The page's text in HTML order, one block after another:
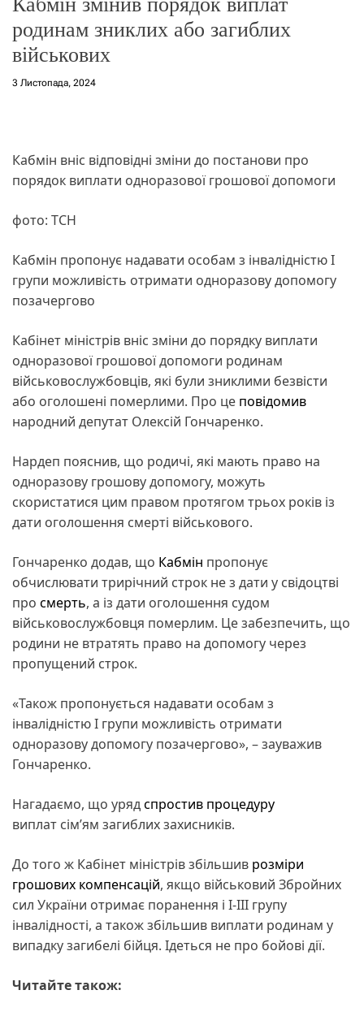
родинам зниклих або загиблих
військових
3 Листопада, 2024
Кабмін вніс відповідні зміни до постанови про
порядок виплати одноразової грошової допомоги
фото: ТСН
Кабмін пропонує надавати особам з інвалідністю І
групи можливість отримати одноразову допомогу
позачергово
Кабінет міністрів вніс зміни до порядку виплати
одноразової грошової допомоги родинам
військовослужбовців, які були зниклими безвісти
або оголошені померлими. Про це повідомив
народний депутат Олексій Гончаренко.
Нардеп пояснив, що родичі, які мають право на
одноразову грошову допомогу, можуть
скористатися цим правом протягом трьох років із
дати оголошення смерті військового.
Гончаренко додав, що Кабмін пропонує
обчислювати трирічний строк не з дати у свідоцтві
про смерть, а із дати оголошення судом
військовослужбовця померлим. Це забезпечить, що
родини не втратять право на допомогу через
пропущений строк.
«Також пропонується надавати особам з
інвалідністю І групи можливість отримати
одноразову допомогу позачергово», – зауважив
Гончаренко.
Нагадаємо, що урядспростив процедуру
виплат сім’ям загиблих захисників.
До того ж Кабінет міністрів збільшив розміри
грошових компенсацій, якщо військовий Збройних
сил України отримає поранення і І-ІІІ групу
інвалідності, а також збільшив виплати родинам у
випадку загибелі бійця. Ідеться не про бойові дії.
Читайте також: